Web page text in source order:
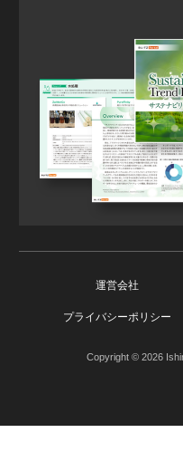
運営会社
プライバシーポリシー
Copyright © 2026